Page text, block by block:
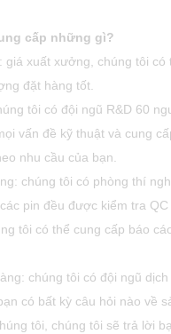
cấp những gì?
giá xuất xưởng, chúng tôi có
đặt hàng tốt.
tôi có đội ngũ R&D 60
vấn đề kỹ thuật và cung
nhu cầu của bạn.
chúng tôi có phòng thí
pin đều được kiểm tra
tôi có thể cung cấp báo
chúng tôi có đội ngũ
có bất kỳ câu hỏi nào về
tôi, chúng tôi sẽ trả lời